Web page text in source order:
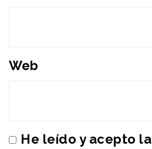
Web
He leído y acepto la